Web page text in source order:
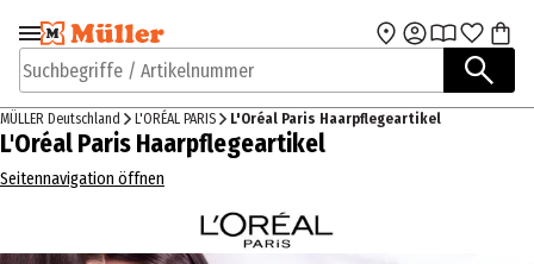
Zur Navigation
springen
Zum Hauptinhalt
Suchbegriffe / Artikelnummer
MÜLLER Deutschland L'ORÉAL PARIS L'Oréal Paris Haarpflegeartikel
L'Oréal Paris Haarpflegeartikel
Seitennavigation öffnen